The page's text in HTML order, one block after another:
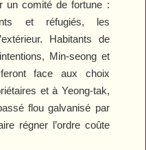
un comité de fortune :
et réfugiés, les
Habitants de
Min-seong et
face aux choix
et à Yeong-tak,
flou galvanisé par
régner l’ordre coûte